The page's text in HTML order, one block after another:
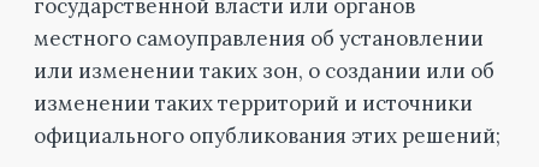
государственной власти или органов
местного самоуправления об установлении
или изменении таких зон, о создании или об
изменении таких территорий и источники
официального опубликования этих решений;